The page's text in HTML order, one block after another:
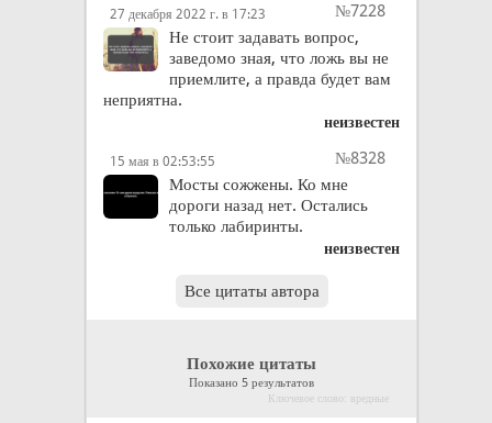
27 декабря 2022 г. в 17:23
№7228
Не стоит задавать вопрос,
заведомо зная, что ложь вы не
приемлите, а правда будет вам
неприятна.
неизвестен
15 мая в 02:53:55
№8328
Мосты сожжены. Ко мне
дороги назад нет. Остались
только лабиринты.
неизвестен
Все цитаты автора
Похожие цитаты
Показано 5 результатов
Ключевое слово: вредные